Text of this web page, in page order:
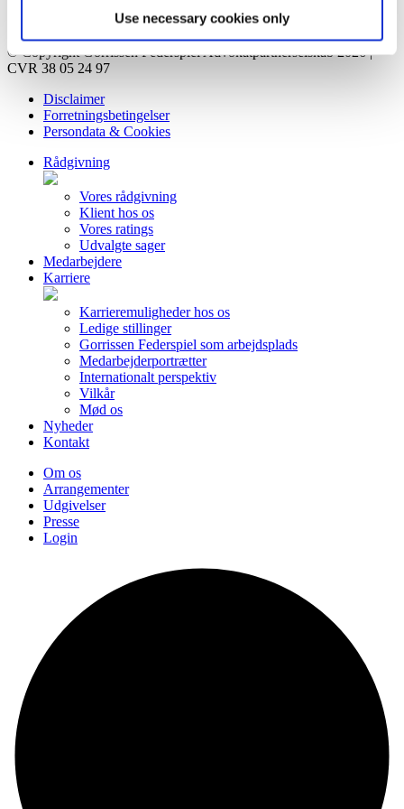
Use necessary cookies only
Privatlivsorientering
© Copyright Gorrissen Federspiel Advokatpartnerselskab 2026 |
CVR 38 05 24 97
Disclaimer
Forretningsbetingelser
Persondata & Cookies
Rådgivning
Vores rådgivning
Klient hos os
Vores ratings
Udvalgte sager
Medarbejdere
Karriere
Karrieremuligheder hos os
Ledige stillinger
Gorrissen Federspiel som arbejdsplads
Medarbejderportrætter
Internationalt perspektiv
Vilkår
Mød os
Nyheder
Kontakt
Om os
Arrangementer
Udgivelser
Presse
Login